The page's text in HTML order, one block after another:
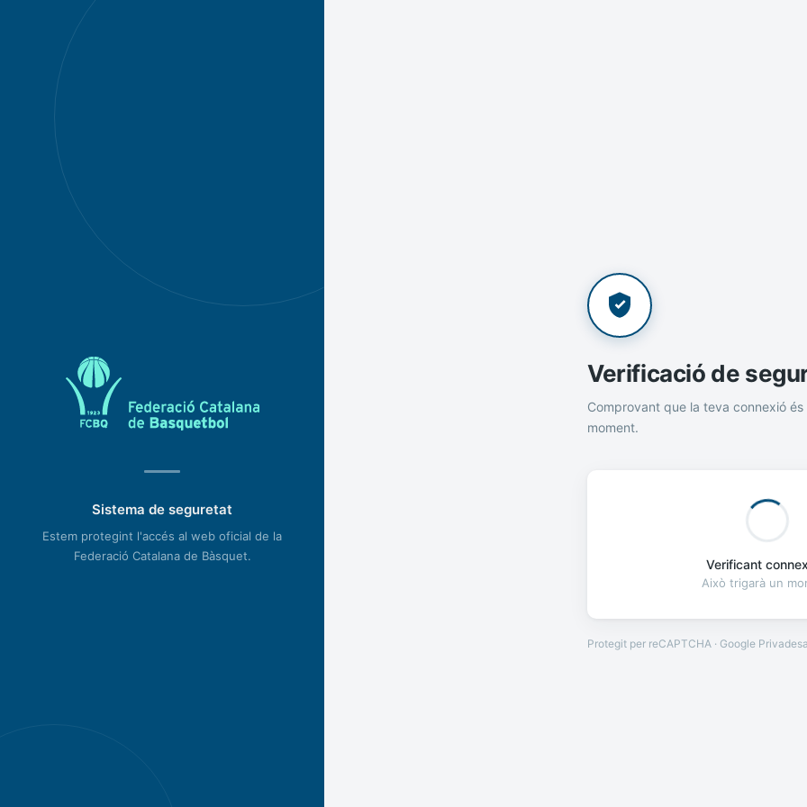
Sistema de seguretat
Estem protegint l'accés al web oficial de la
Federació Catalana de Bàsquet.
Verificació de
Comprovant que la teva connexió és
moment.
Verificant
Això trigarà un
Protegit per reCAPTCHA · Google Privadesa